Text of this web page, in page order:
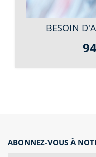
BESOIN
ABONNEZ-VOUS À